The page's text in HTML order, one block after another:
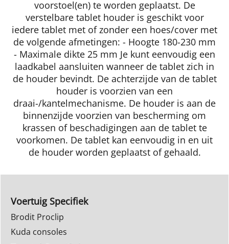
voorstoel(en) te worden geplaatst. De
verstelbare tablet houder is geschikt voor
iedere tablet met of zonder een hoes/cover met
de volgende afmetingen: - Hoogte 180-230 mm
- Maximale dikte 25 mm Je kunt eenvoudig een
laadkabel aansluiten wanneer de tablet zich in
de houder bevindt. De achterzijde van de tablet
houder is voorzien van een
draai-/kantelmechanisme. De houder is aan de
binnenzijde voorzien van bescherming om
krassen of beschadigingen aan de tablet te
voorkomen. De tablet kan eenvoudig in en uit
de houder worden geplaatst of gehaald.
Voertuig Specifiek
Brodit Proclip
Kuda consoles